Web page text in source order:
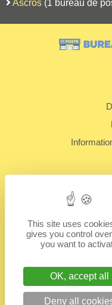
Ascros (1 bureau de
Un
This site uses
gives you control
you want to
OK, accept all
Deny all